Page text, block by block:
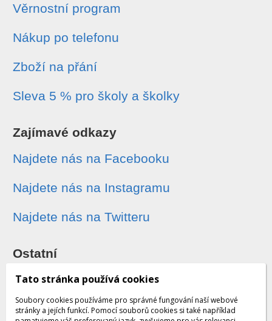
Věrnostní program
Nákup po telefonu
Zboží na přání
Sleva 5 % pro školy a školky
Zajímavé odkazy
Najdete nás na Facebooku
Najdete nás na Instagramu
Najdete nás na Twitteru
Ostatní
Sledování zásilek
Dárkové poukazy
Tato stránka používá cookies
Soubory cookies používáme pro správné fungování naší webové
stránky a jejích funkcí. Pomocí souborů cookies si také například